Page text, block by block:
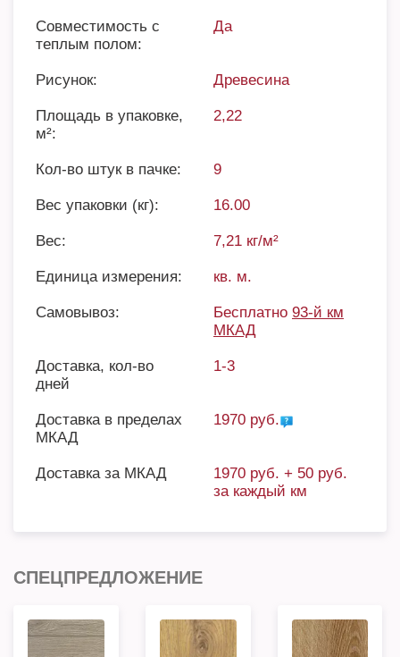
Совместимость с
теплым полом:
Да
Рисунок: Древесина
Площадь в упаковке,
м²:
2,22
Кол-во штук в пачке: 9
Вес упаковки (кг): 16.00
Вес: 7,21 кг/м²
Единица измерения: кв. м.
Самовывоз: Бесплатно 93-й км
МКАД
Доставка, кол-во
дней
1-3
Доставка в пределах
МКАД
1970 руб.
Доставка за МКАД
1970 руб. + 50 руб.
за каждый км
СПЕЦПРЕДЛОЖЕНИЕ